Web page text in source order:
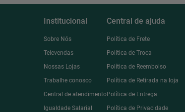
Institucional
Sobre Nós
Televendas
Nossas Lojas
Trabalhe conosco
Central de atendimento
Igualdade Salarial
Central de ajuda
Política de Frete
Política de Troca
Política de Reembolso
Política de Retirada na loja
Política de Entrega
Política de Privacidade